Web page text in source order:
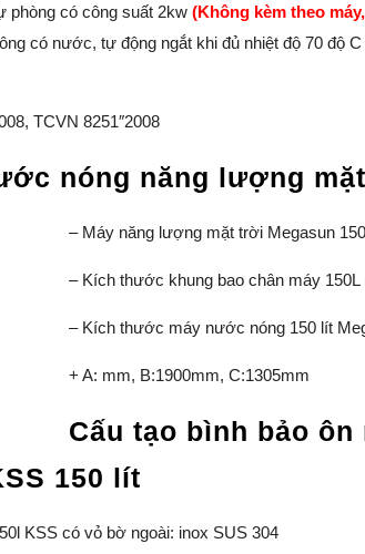
phòng có công suất 2kw (Không kèm theo
có nước, tự động ngắt khi đủ nhiệt độ 70 độ
TCVN 8251″2008
nóng năng lượng
–Máy năng lượng mặt trời Megasun
– Kích thước khung bao chân máy 150L
– Kích thước máy nước nóng 150 lít
+ A: mm, B:1900mm, C:1305mm
Cấu tạo bình bảo
150 lít
KSS có vỏ bờ ngoài: inox SUS 304